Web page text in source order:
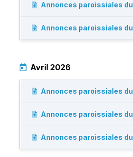
Annonces paroissiales du
Annonces paroissiales du
Avril 2026
Annonces paroissiales du
Annonces paroissiales du
Annonces paroissiales du